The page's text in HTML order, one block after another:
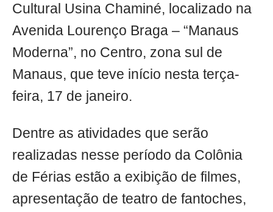
Cultural Usina Chaminé, localizado na
Avenida Lourenço Braga – “Manaus
Moderna”, no Centro, zona sul de
Manaus, que teve início nesta terça-
feira, 17 de janeiro.
Dentre as atividades que serão
realizadas nesse período da Colônia
de Férias estão a exibição de filmes,
apresentação de teatro de fantoches,